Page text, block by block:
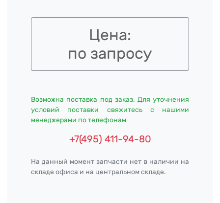
Цена:
по запросу
Возможна поставка под заказ. Для уточнения
условий поставки свяжитесь с нашими
менеджерами по телефонам
+7(495) 411-94-80
На данный момент запчасти нет в наличии на
складе офиса и на центральном складе.